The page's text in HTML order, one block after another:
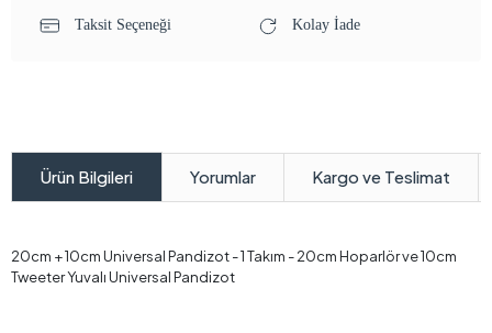
Taksit Seçeneği Kolay İade
Ürün Bilgileri Yorumlar Kargo ve Teslimat
20cm + 10cm Universal Pandizot - 1 Takım - 20cm Hoparlör ve 10cm
Tweeter Yuvalı Universal Pandizot